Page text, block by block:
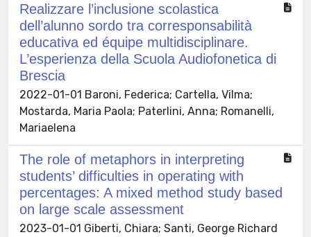
Realizzare l’inclusione scolastica
dell’alunno sordo tra corresponsabilità
educativa ed équipe multidisciplinare.
L’esperienza della Scuola Audiofonetica di
Brescia
2022-01-01 Baroni, Federica; Cartella, Vilma;
Mostarda, Maria Paola; Paterlini, Anna; Romanelli,
Mariaelena
The role of metaphors in interpreting
students’ difficulties in operating with
percentages: A mixed method study based
on large scale assessment
2023-01-01 Giberti, Chiara; Santi, George Richard